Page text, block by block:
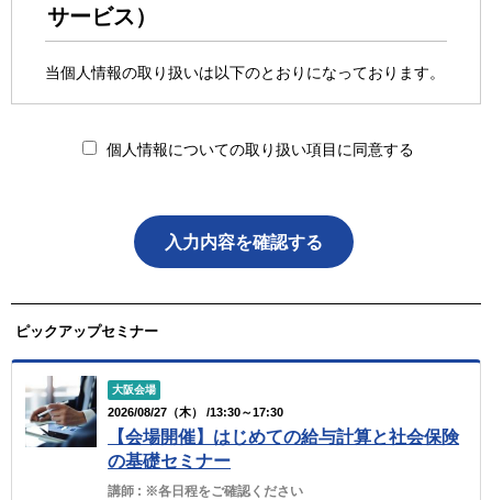
サービス）
当個人情報の取り扱いは以下のとおりになっております。
事業者の氏名または名称
個人情報保護管理者
個人情報の利用目的
1. 氏名、事務所名、住所、メールアドレス、電話番
号、その他お申し込み画面上に入力いただく個人情報
当サービスを実施し、お申込み内容を適切に管理する
個人情報についての取り扱い項目に同意する
ピックアップセミナー
大阪会場
2026/08/27（木） /13:30～17:30
【会場開催】はじめての給与計算と社会保険
の基礎セミナー
講師 : ※各日程をご確認ください